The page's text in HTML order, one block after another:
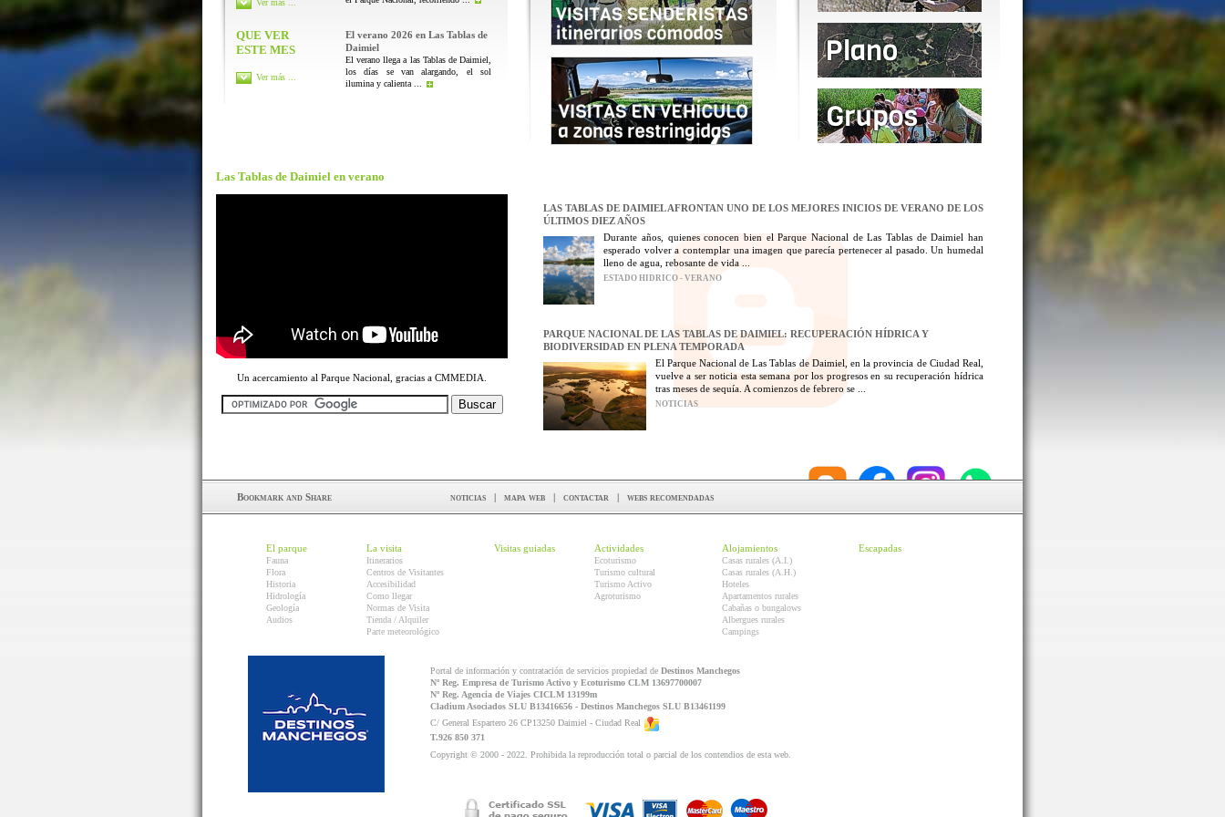
Ver más ...
QUE VER
ESTE MES
El verano 2026 en Las Tablas de
Daimiel
El verano llega a las Tablas de Daimiel,
los días se van alargando, el sol
ilumina y calienta ...
Ver más ...
Las Tablas de Daimiel en verano
Un acercamiento al Parque Nacional, gracias a CMMEDIA.
LAS TABLAS DE DAIMIEL AFRONTAN UNO DE LOS MEJORES INICIOS DE VERANO DE LOS
ÚLTIMOS DIEZ AÑOS
Durante años, quienes conocen bien el Parque Nacional de Las Tablas de Daimiel han
esperado volver a contemplar una imagen que parecía pertenecer al pasado. Un humedal
lleno de agua, rebosante de vida ...
ESTADO HIDRICO - VERANO
PARQUE NACIONAL DE LAS TABLAS DE DAIMIEL: RECUPERACIÓN HÍDRICA Y
BIODIVERSIDAD EN PLENA TEMPORADA
El Parque Nacional de Las Tablas de Daimiel, en la provincia de Ciudad Real,
vuelve a ser noticia esta semana por los progresos en su recuperación hídrica
tras meses de sequía. A comienzos de febrero se ...
NOTICIAS
noticias | mapa web | contactar | webs recomendadas
El parque
Fauna
Flora
Historia
Hidrología
Geología
Audios
La visita
Itinerarios
Centros de Visitantes
Accesibilidad
Como llegar
Normas de Visita
Tienda / Alquiler
Parte meteorológico
Visitas guiadas Actividades
Ecoturismo
Turismo cultural
Turismo Activo
Agroturismo
Alojamientos
Casas rurales (A.I.)
Casas rurales (A.H.)
Hoteles
Apartamentos rurales
Cabañas o bungalows
Albergues rurales
Campings
Escapadas
Portal de información y contratación de servicios propiedad de Destinos Manchegos
Nº Reg. Empresa de Turismo Activo y Ecoturismo CLM 13697700007
Nº Reg. Agencia de Viajes CICLM 13199m
Cladium Asociados SLU B13416656 - Destinos Manchegos SLU B13461199
C/ General Espartero 26 CP13250 Daimiel - Ciudad Real
T.926 850 371
Copyright © 2000 - 2022. Prohibida la reproducción total o parcial de los contendios de esta web.